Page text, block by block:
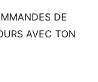
DE
AVEC TON